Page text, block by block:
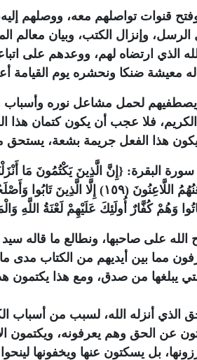
قنوات تواصلهم معه، ووصلهم
وإنزال الكتب، وبيان معالم
الذي ارتضاه لهم، ووعدهم على
معيشة ضنكا ونحشره يوم القيامة
لحمل مشاعل نوره وأسباب
فلا عجب أن يكون كتمان هذا
هذا الفعل جريمة بشعة،
البقرة: {إِنَّ الَّذِينَ يَكْتُمُونَ مَا
بَيَّنَّاهُ لِلنَّاسِ فِي الْكِتَابِ أُولَئِكَ يَلْعَنُهُمُ اللَّهُ
على صاحبها، ونطالع ما قاله
مما بين أيديهم من الكتاب
يبلغها من صدق، ومع هذا يكتمون
أنزله الله، لسبب من أسباب
عن الحق وهم يعرفونه، ويكتمون
بل يسكتون عنها ويخفونها